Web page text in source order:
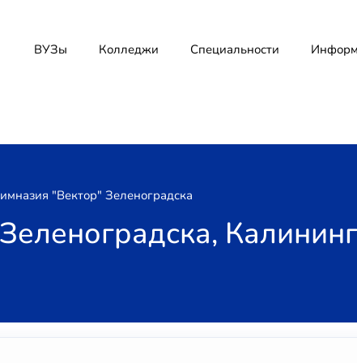
ВУЗы Колледжи Специальности
"Вектор" Зеленоградска